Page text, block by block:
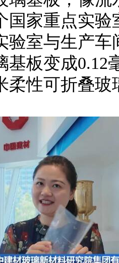
国家重点实验
验室与生产车
基板变成0.12
柔性可折叠玻